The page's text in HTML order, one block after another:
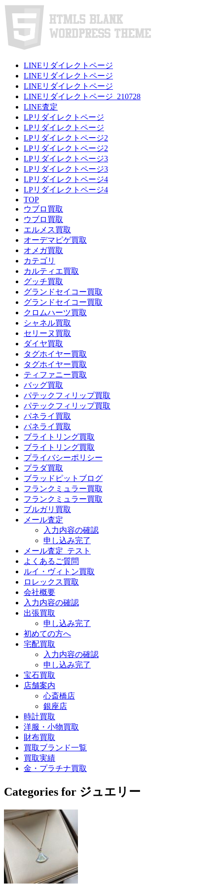
LINEリダイレクトページ
LINEリダイレクトページ
LINEリダイレクトページ
LINEリダイレクトページ_210728
LINE査定
LPリダイレクトページ
LPリダイレクトページ
LPリダイレクトページ2
LPリダイレクトページ2
LPリダイレクトページ3
LPリダイレクトページ3
LPリダイレクトページ4
LPリダイレクトページ4
TOP
ウブロ買取
ウブロ買取
エルメス買取
オーデマピゲ買取
オメガ買取
カテゴリ
カルティエ買取
グッチ買取
グランドセイコー買取
グランドセイコー買取
クロムハーツ買取
シャネル買取
セリーヌ買取
ダイヤ買取
タグホイヤー買取
タグホイヤー買取
ティファニー買取
バッグ買取
パテックフィリップ買取
パテックフィリップ買取
パネライ買取
パネライ買取
ブライトリング買取
ブライトリング買取
プライバシーポリシー
プラダ買取
ブラッドピットブログ
フランクミュラー買取
フランクミュラー買取
ブルガリ買取
メール査定
入力内容の確認
申し込み完了
メール査定_テスト
よくあるご質問
ルイ・ヴィトン買取
ロレックス買取
会社概要
入力内容の確認
出張買取
申し込み完了
初めての方へ
宅配買取
入力内容の確認
申し込み完了
宝石買取
店舗案内
心斎橋店
銀座店
時計買取
洋服・小物買取
財布買取
買取ブランド一覧
買取実績
金・プラチナ買取
Categories for ジュエリー